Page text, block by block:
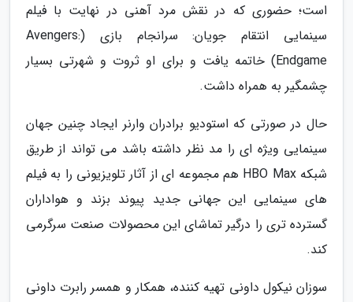
است؛ حضوری که در نقش مرد آهنی در نهایت با فیلم
سینمایی انتقام جویان: سرانجام بازی (Avengers:
Endgame) خاتمه یافت و برای او ثروت و شهرتی بسیار
چشمگیر به همراه داشت.
حال در صورتی که استودیو برادران وارنر ایجاد چنین جهان
سینمایی ویژه ای را مد نظر داشته باشد می تواند از طریق
شبکه HBO Max هم مجموعه ای از آثار تلویزیونی را به فیلم
های سینمایی این جهانی جدید پیوند بزند و هواداران
گسترده تری را درگیر تماشای این محصولات صنعت سرگرمی
کند.
سوزان نیکول داونی تهیه کننده، همکار و همسر رابرت داونی